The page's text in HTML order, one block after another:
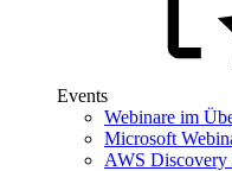
Events
Webinare im
Microsoft
AWS Discovery